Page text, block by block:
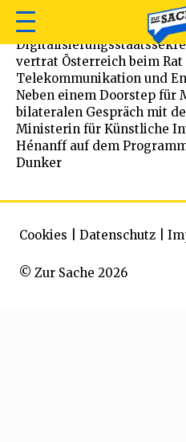
vertrat Österreich beim Rat
Telekommunikation und
Neben einem Doorstep für
bilateralen Gespräch mit
Ministerin für Künstliche
Hénanff auf dem
Dunker
© Zur Sache 2026
Cookies Datenschutz